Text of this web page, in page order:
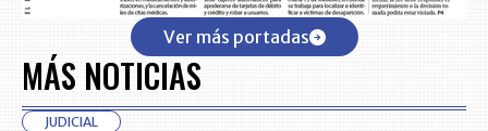
Ver más portadas
MÁS NOTICIAS
JUDICIAL